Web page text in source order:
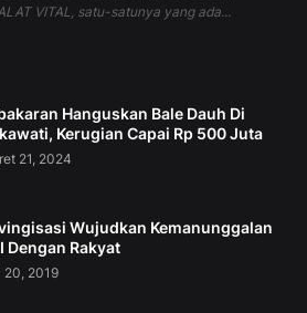
VITAL, satu-satunya yang ada...
Hanguskan Bale Dauh Di
Kerugian Capai Rp 500 Juta
21, 2024
Wujudkan Kemanunggalan
Dengan Rakyat
20, 2019